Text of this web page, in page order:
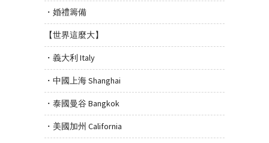
・婚禮籌備
【世界這麼大】
・義大利 Italy
・中國上海 Shanghai
・泰國曼谷 Bangkok
・美國加州 California